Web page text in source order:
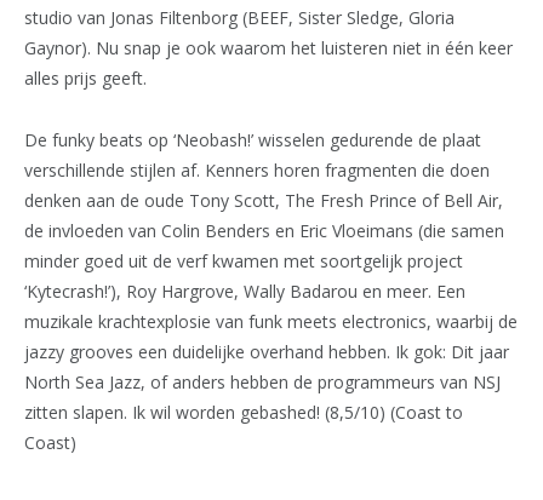
studio van Jonas Filtenborg (BEEF, Sister Sledge, Gloria
Gaynor). Nu snap je ook waarom het luisteren niet in één keer
alles prijs geeft.
De funky beats op ‘Neobash!’ wisselen gedurende de plaat
verschillende stijlen af. Kenners horen fragmenten die doen
denken aan de oude Tony Scott, The Fresh Prince of Bell Air,
de invloeden van Colin Benders en Eric Vloeimans (die samen
minder goed uit de verf kwamen met soortgelijk project
‘Kytecrash!’), Roy Hargrove, Wally Badarou en meer. Een
muzikale krachtexplosie van funk meets electronics, waarbij de
jazzy grooves een duidelijke overhand hebben. Ik gok: Dit jaar
North Sea Jazz, of anders hebben de programmeurs van NSJ
zitten slapen. Ik wil worden gebashed! (8,5/10) (Coast to
Coast)